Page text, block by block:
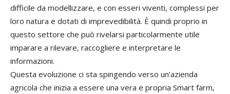
difficile da modellizzare, e con esseri viventi, complessi per
loro natura e dotati di imprevedibilità. È quindi proprio in
questo settore che può rivelarsi particolarmente utile
imparare a rilevare, raccogliere e interpretare le
informazioni.
Questa evoluzione ci sta spingendo verso un’azienda
agricola che inizia a essere una vera e propria Smart farm,